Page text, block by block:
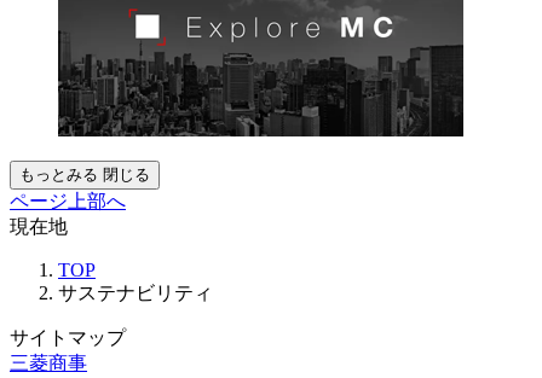
もっとみる 閉じる
ページ上部へ
現在地
TOP
サステナビリティ
サイトマップ
三菱商事